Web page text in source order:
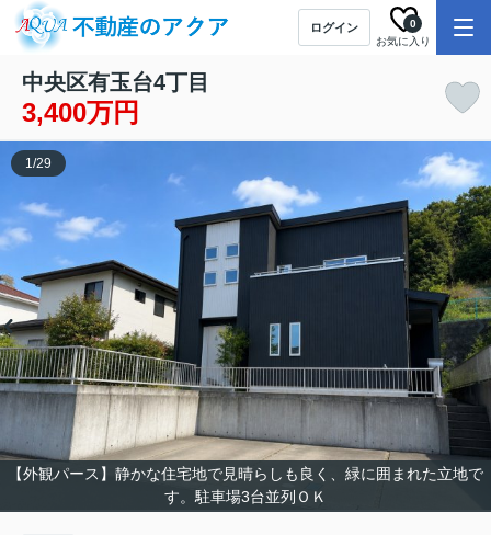
ログイン
お気に入り
0
中央区有玉台4丁目
3,400万円
【外観パース】静かな住宅地で見晴らしも良く、緑に囲まれた立地で
す。駐車場3台並列ＯＫ
1/29